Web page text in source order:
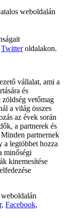
weboldalán
Twitteroldalakon.
vállalat, ami a
és
vetőmag
a világ összes
az évek során
a partnerek és
partnernek
a legtöbbet hozza
minőségi
kinemesítése
, Facebook,